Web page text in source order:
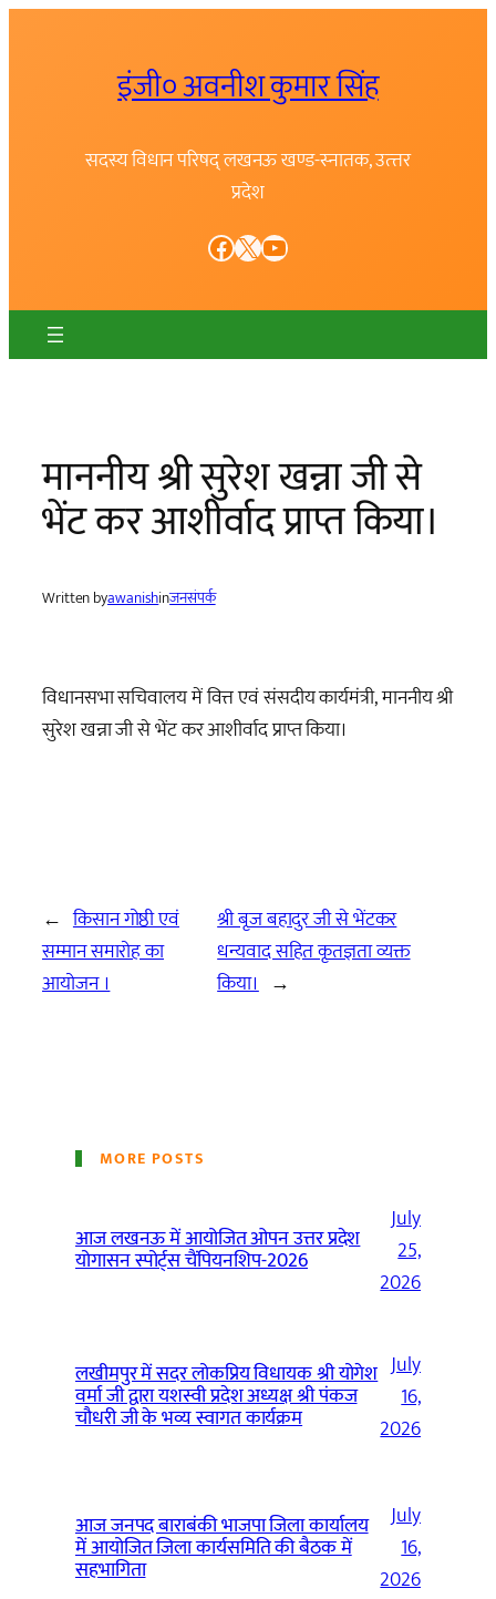
इंजी० अवनीश कुमार सिंह
सदस्य विधान परिषद् लखनऊ खण्ड-स्नातक, उत्त्तर
प्रदेश
Facebook X YouTube
माननीय श्री सुरेश खन्ना जी से
भेंट कर आशीर्वाद प्राप्त किया।
Written byawanishinजनसंपर्क
विधानसभा सचिवालय में वित्त एवं संसदीय कार्यमंत्री, माननीय श्री
सुरेश खन्ना जी से भेंट कर आशीर्वाद प्राप्त किया।
← किसान गोष्ठी एवं
सम्मान समारोह का
आयोजन ।
श्री बृज बहादुर जी से भेंटकर
धन्यवाद सहित कृतज्ञता व्यक्त
किया। →
MORE POSTS
आज लखनऊ में आयोजित ओपन उत्तर प्रदेश
योगासन स्पोर्ट्स चैंपियनशिप-2026
July
25,
2026
लखीमपुर में सदर लोकप्रिय विधायक श्री योगेश
वर्मा जी द्वारा यशस्वी प्रदेश अध्यक्ष श्री पंकज
चौधरी जी के भव्य स्वागत कार्यक्रम
July
16,
2026
आज जनपद बाराबंकी भाजपा जिला कार्यालय
में आयोजित जिला कार्यसमिति की बैठक में
सहभागिता
July
16,
2026